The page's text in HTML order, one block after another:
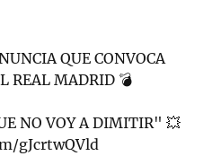
QUE CONVOCA
REAL MADRID 💣
NO VOY A DIMITIR" 💥
gJcrtwQVld